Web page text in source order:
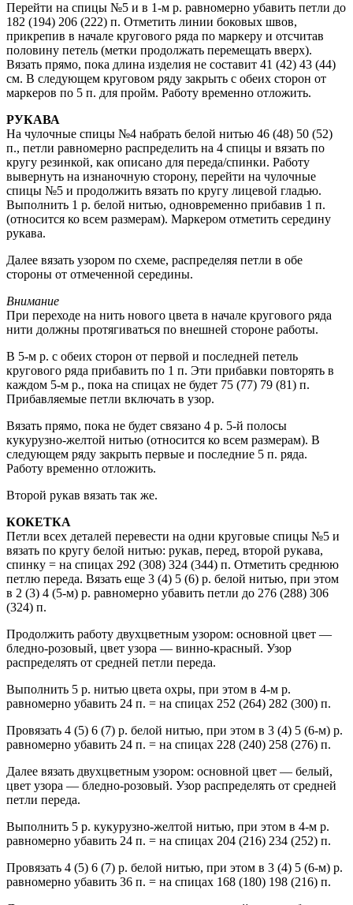
Перейти на спицы №5 и в 1-м р. равномерно убавить петли до
182 (194) 206 (222) п. Отметить линии боковых швов,
прикрепив в начале кругового ряда по маркеру и отсчитав
половину петель (метки продолжать перемещать вверх).
Вязать прямо, пока длина изделия не составит 41 (42) 43 (44)
см. В следующем круговом ряду закрыть с обеих сторон от
маркеров по 5 п. для пройм. Работу временно отложить.
РУКАВА
На чулочные спицы №4 набрать белой нитью 46 (48) 50 (52)
п., петли равномерно распределить на 4 спицы и вязать по
кругу резинкой, как описано для переда/спинки. Работу
вывернуть на изнаночную сторону, перейти на чулочные
спицы №5 и продолжить вязать по кругу лицевой гладью.
Выполнить 1 р. белой нитью, одновременно прибавив 1 п.
(относится ко всем размерам). Маркером отметить середину
рукава.
Далее вязать узором по схеме, распределяя петли в обе
стороны от отмеченной середины.
Внимание
При переходе на нить нового цвета в начале кругового ряда
нити должны протягиваться по внешней стороне работы.
В 5-м р. с обеих сторон от первой и последней петель
кругового ряда прибавить по 1 п. Эти прибавки повторять в
каждом 5-м р., пока на спицах не будет 75 (77) 79 (81) п.
Прибавляемые петли включать в узор.
Вязать прямо, пока не будет связано 4 р. 5-й полосы
кукурузно-желтой нитью (относится ко всем размерам). В
следующем ряду закрыть первые и последние 5 п. ряда.
Работу временно отложить.
Второй рукав вязать так же.
КОКЕТКА
Петли всех деталей перевести на одни круговые спицы №5 и
вязать по кругу белой нитью: рукав, перед, второй рукава,
спинку = на спицах 292 (308) 324 (344) п. Отметить среднюю
петлю переда. Вязать еще 3 (4) 5 (6) р. белой нитью, при этом
в 2 (3) 4 (5-м) р. равномерно убавить петли до 276 (288) 306
(324) п.
Продолжить работу двухцветным узором: основной цвет —
бледно-розовый, цвет узора — винно-красный. Узор
распределять от средней петли переда.
Выполнить 5 р. нитью цвета охры, при этом в 4-м р.
равномерно убавить 24 п. = на спицах 252 (264) 282 (300) п.
Провязать 4 (5) 6 (7) р. белой нитью, при этом в 3 (4) 5 (6-м) р.
равномерно убавить 24 п. = на спицах 228 (240) 258 (276) п.
Далее вязать двухцветным узором: основной цвет — белый,
цвет узора — бледно-розовый. Узор распределять от средней
петли переда.
Выполнить 5 р. кукурузно-желтой нитью, при этом в 4-м р.
равномерно убавить 24 п. = на спицах 204 (216) 234 (252) п.
Провязать 4 (5) 6 (7) р. белой нитью, при этом в 3 (4) 5 (6-м) р.
равномерно убавить 36 п. = на спицах 168 (180) 198 (216) п.